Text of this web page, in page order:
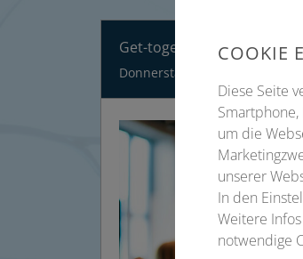
Get-together
Donnerstag, 10. September
COOKIE
Diese Seite
um die
unserer
In den
Weitere
notwendige